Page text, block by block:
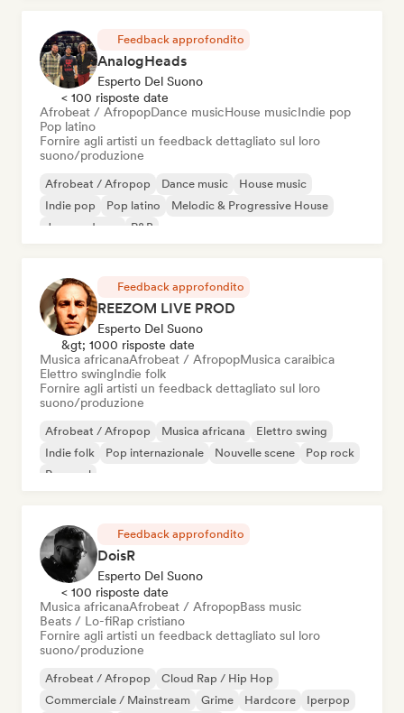
Feedback approfondito
AnalogHeads
Esperto Del Suono
< 100 risposte date
Afrobeat / AfropopDance musicHouse musicIndie pop
Pop latino
Fornire agli artisti un feedback dettagliato sul loro
suono/produzione
Afrobeat / Afropop Dance music
House music
Indie pop
Pop latino
Melodic & Progressive House
Jazz moderno
R&B
Feedback approfondito
REEZOM LIVE PROD
Esperto Del Suono
&gt; 1000 risposte date
Musica africanaAfrobeat / AfropopMusica caraibica
Elettro swingIndie folk
Fornire agli artisti un feedback dettagliato sul loro
suono/produzione
Afrobeat / Afropop Musica africana
Elettro swing
Indie folk
Pop internazionale Nouvelle scene
Pop rock
Pop soul
Feedback approfondito
DoisR
Esperto Del Suono
< 100 risposte date
Musica africanaAfrobeat / AfropopBass music
Beats / Lo-fiRap cristiano
Fornire agli artisti un feedback dettagliato sul loro
suono/produzione
Afrobeat / Afropop
Cloud Rap / Hip Hop
Commerciale / Mainstream
Grime Hardcore Iperpop